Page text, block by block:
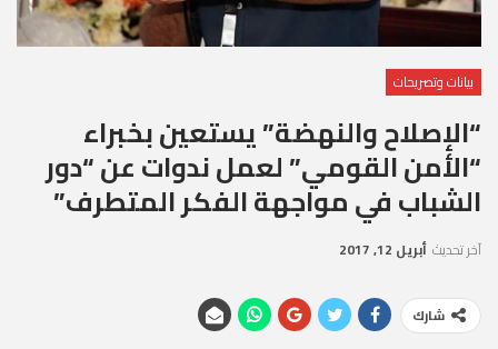
بيانات وتصريحات
“الإصلاح والنهضة” يستعين بخبراء
“الأمن القومي” لعمل ندوات عن “دور
الشباب في مواجهة الفكر المتطرف”
آخر تحديث أبريل 12, 2017
شارك